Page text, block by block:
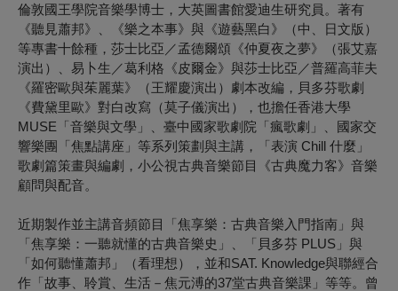
倫敦國王學院音樂學博士，大英圖書館愛迪生研究員。著有
《聽見蕭邦》、《樂之本事》與《遊藝黑白》（中、日文版）
等專書十餘種，莎士比亞／孟德爾頌《仲夏夜之夢》（張艾嘉
演出）、易卜生／葛利格《皮爾金》與莎士比亞／普羅高菲夫
《羅密歐與茱麗葉》（王耀慶演出）劇本改編，貝多芬歌劇
《費黛里歐》對白改寫（莫子儀演出），也擔任香港大學
MUSE「音樂與文學」、臺中國家歌劇院「瘋歌劇」、國家交
響樂團「焦點講座」等系列策劃與主講，「表演 Chill 什麼」
歌劇篇策畫與編劇，小公視古典音樂節目《古典魔力客》音樂
顧問與配音。
近期製作並主講音頻節目「焦享樂：古典音樂入門指南」與
「焦享樂：一聽就懂的古典音樂史」、「貝多芬 PLUS」與
「如何聽懂蕭邦」（看理想），並和SAT. Knowledge與聯經合
作「故事、聆賞、生活－焦元溥的37堂古典音樂課」等等。曾